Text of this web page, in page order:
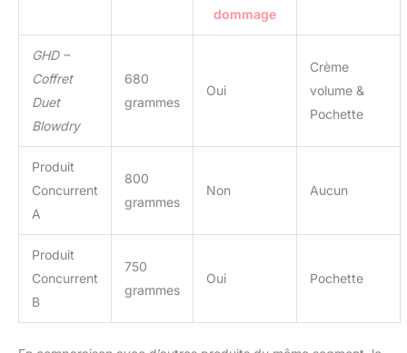
dommage
GHD –
Coffret
Duet
Blowdry
680
grammes
Oui
Crème
volume &
Pochette
Produit
Concurrent
A
800
grammes
Non Aucun
Produit
Concurrent
B
750
grammes
Oui Pochette